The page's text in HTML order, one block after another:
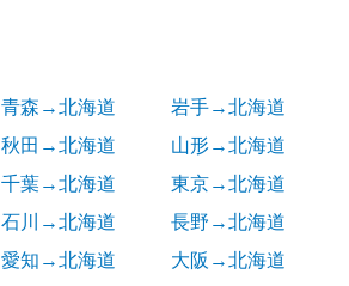
青森→北海道
岩手→北海道
秋田→北海道
山形→北海道
千葉→北海道
東京→北海道
石川→北海道
長野→北海道
愛知→北海道
大阪→北海道